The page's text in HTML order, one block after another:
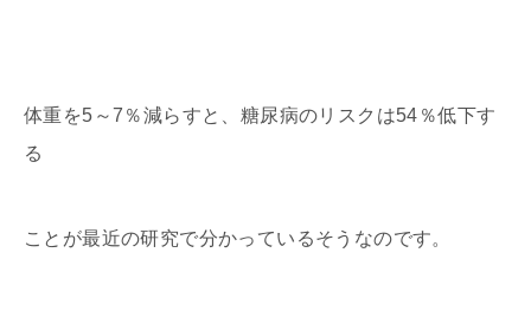
体重を5～7％減らすと、糖尿病のリスクは54％低下す
る
ことが最近の研究で分かっているそうなのです。